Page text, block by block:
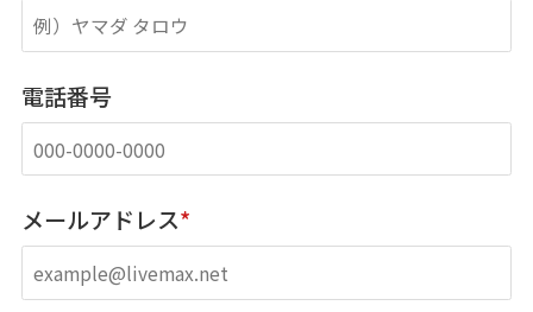
電話番号
メールアドレス*